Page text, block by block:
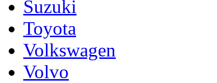
Suzuki
Toyota
Volkswagen
Volvo